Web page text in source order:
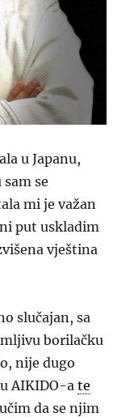
u Japanu,
se
mi je važan
put uskladim
vještina
slučajan, sa
borilačku
nije dugo
AIKIDO-ate
da se njim